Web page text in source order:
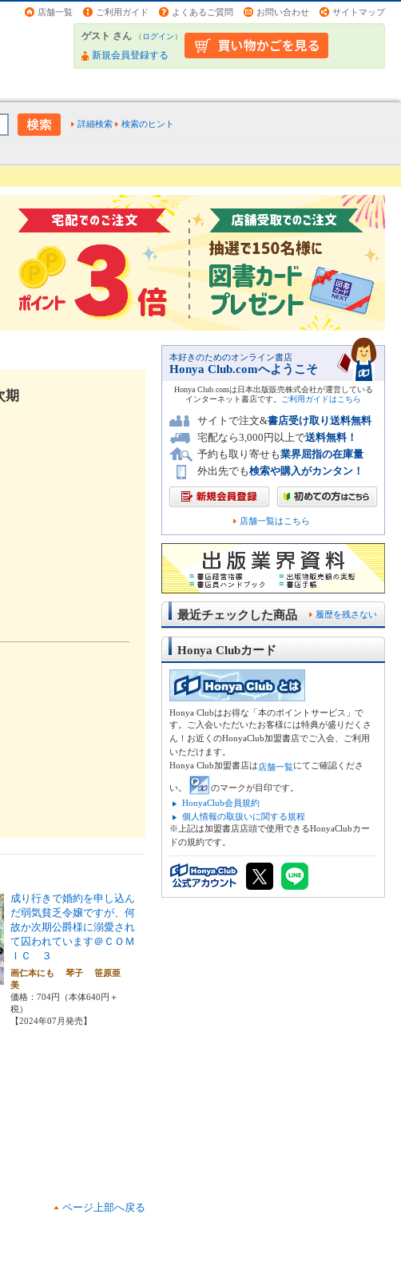
店舗一覧 ご利用ガイド よくあるご質問 お問い合わせ サイトマップ
ゲスト さん （ログイン）
新規会員登録する
詳細検索 検索のヒント
期
成り行きで婚約を申し込ん
だ弱気貧乏令嬢ですが、何
故か次期公爵様に溺愛され
て囚われています＠ＣＯＭ
ＩＣ ３
画仁本にも 琴子 笹原亜
美
価格：704円（本体640円＋
税）
【2024年07月発売】
ページ上部へ戻る
本好きのためのオンライン書店
Honya Club.comへようこそ
Honya Club.comは日本出版販売株式会社が運営している
インターネット書店です。
ご利用ガイドはこちら
サイトで注文&書店受け取り送料無料
宅配なら3,000円以上で送料無料！
予約も取り寄せも業界屈指の在庫量
外出先でも検索や購入がカンタン！
店舗一覧はこちら
履歴を残さない
最近チェックした商品
Honya Clubカード
Honya Clubはお得な「本のポイントサービス」で
す。ご入会いただいたお客様には特典が盛りだくさ
ん！お近くのHonyaClub加盟書店でご入会、ご利用
いただけます。
Honya Club加盟書店は店舗一覧にてご確認くださ
い。
のマークが目印です。
HonyaClub会員規約
個人情報の取扱いに関する規程
※上記は加盟書店店頭で使用できるHonyaClubカー
ドの規約です。